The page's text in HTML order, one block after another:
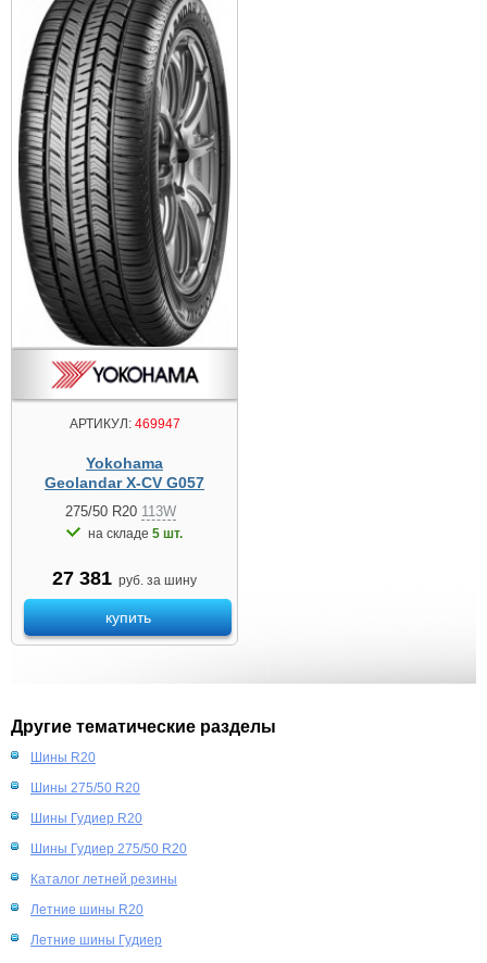
АРТИКУЛ:469947
Yokohama
Geolandar X-CV G057
275/50 R20 113W
на складе 5 шт.
27 381 руб. за шину
купить
Другие тематические разделы
Шины R20
Шины 275/50 R20
Шины Гудиер R20
Шины Гудиер 275/50 R20
Каталог летней резины
Летние шины R20
Летние шины Гудиер